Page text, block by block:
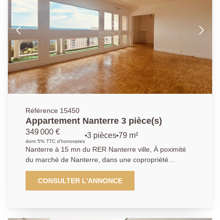
descriptif. Un second emplacement de parking est
possible en sus.
Référence 15450
Appartement Nanterre 3 pièce(s)
349 000 €
dont 5% TTC d'honoraires
3 pièces 79 m²
Nanterre à 15 mn du RER Nanterre ville, À poximité
du marché de Nanterre, dans une copropriété
familiale avec gardien, pocédant de nombreux
espaces verts. Cet appartement traversant de 79 m²
d'une très belle luminosité. Il se compose d'une belle
CONSULTER L'ANNONCE